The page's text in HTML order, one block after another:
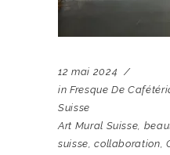
12 mai 2024
in Fresque De
Suisse
Art Mural Suisse,
suisse,collaboration,